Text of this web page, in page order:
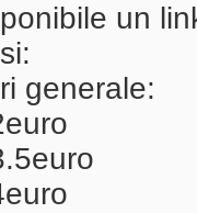
un
generale: